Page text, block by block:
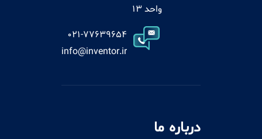
واحد 13
021-77639654
info@inventor.ir
درباره ما